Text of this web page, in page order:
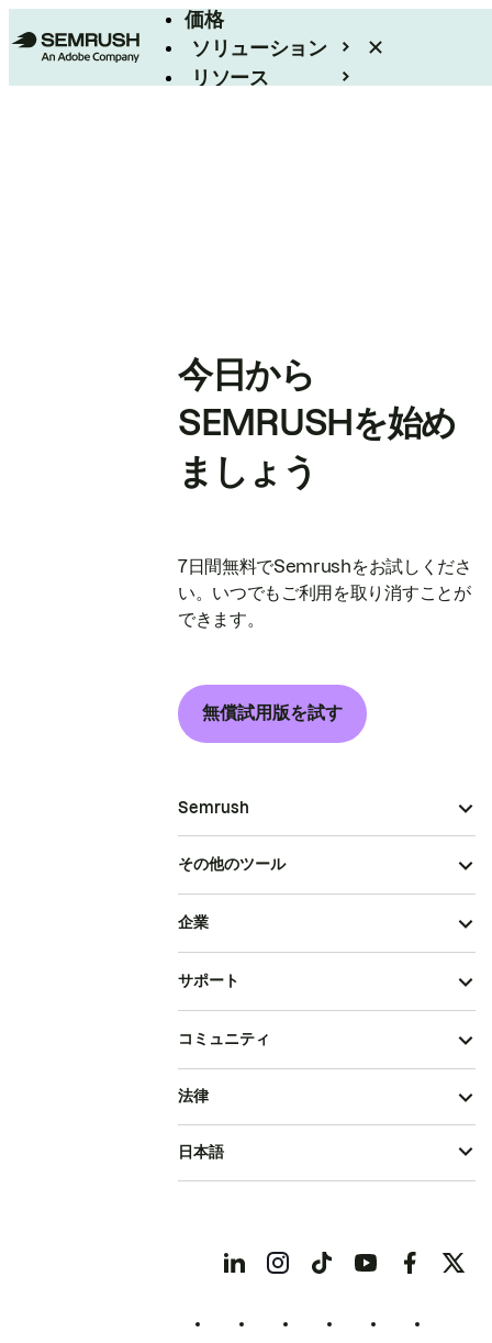
価格
ソリューション
リソース
今日から
SEMRUSHを始め
ましょう
7日間無料でSemrushをお試しくださ
い。いつでもご利用を取り消すことが
できます。
無償試用版を試す
Semrush
その他のツール
企業
サポート
コミュニティ
法律
日本語